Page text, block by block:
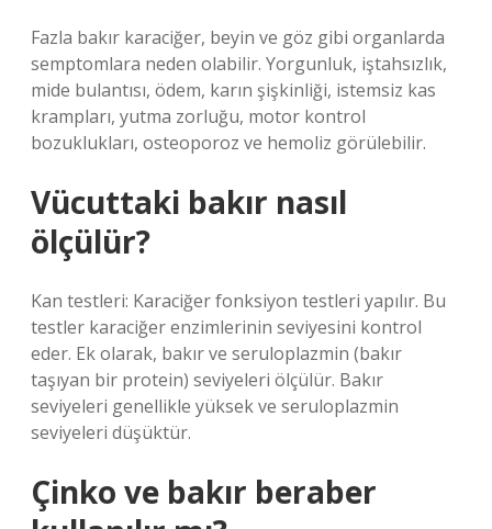
Fazla bakır karaciğer, beyin ve göz gibi organlarda
semptomlara neden olabilir. Yorgunluk, iştahsızlık,
mide bulantısı, ödem, karın şişkinliği, istemsiz kas
krampları, yutma zorluğu, motor kontrol
bozuklukları, osteoporoz ve hemoliz görülebilir.
Vücuttaki bakır nasıl
ölçülür?
Kan testleri: Karaciğer fonksiyon testleri yapılır. Bu
testler karaciğer enzimlerinin seviyesini kontrol
eder. Ek olarak, bakır ve seruloplazmin (bakır
taşıyan bir protein) seviyeleri ölçülür. Bakır
seviyeleri genellikle yüksek ve seruloplazmin
seviyeleri düşüktür.
Çinko ve bakır beraber